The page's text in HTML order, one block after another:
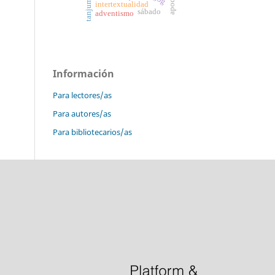
intertextualidad
sábado
adventismo
Información
Para lectores/as
Para autores/as
Para bibliotecarios/as